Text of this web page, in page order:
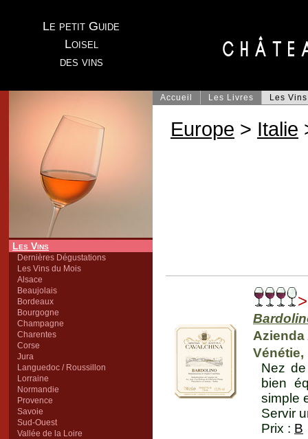
Le petit Guide
Loisel
des vins
Les Vins
Dernières Dégustations
Les Vins du Mois
Alsace
Beaujolais
Bordeaux
Bourgogne
Champagne
Charentes
Corse
Jura
Languedoc / Roussillon
Lorraine
Normandie
Provence
Savoie
Sud-Ouest
Vallée de la Loire
Accueil Les Livres Les Vins
Europe > Italie
Vénétie,
Nez
bien
simple
Servir
Prix : B